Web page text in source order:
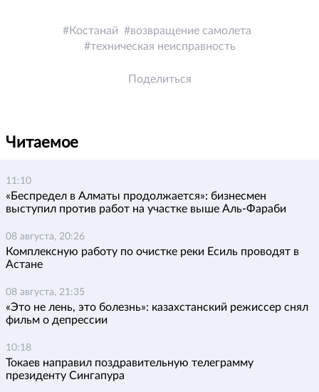
Костанай
возвращение самолета
техническая неисправность
Поделиться
Читаемое
11:10
«Беспредел в Алматы продолжается»: бизнесмен
выступил против работ на участке выше Аль-Фараби
08 августа, 20:26
Комплексную работу по очистке реки Есиль проводят в
Астане
08 августа, 21:35
«Это не лень, это болезнь»: казахстанский режиссер снял
фильм о депрессии
10:18
Токаев направил поздравительную телеграмму
президенту Сингапура